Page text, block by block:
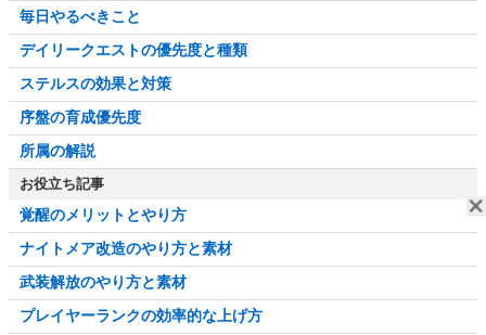
毎日やるべきこと
デイリークエストの優先度と種類
ステルスの効果と対策
序盤の育成優先度
所属の解説
お役立ち記事
覚醒のメリットとやり方
ナイトメア改造のやり方と素材
武装解放のやり方と素材
プレイヤーランクの効率的な上げ方